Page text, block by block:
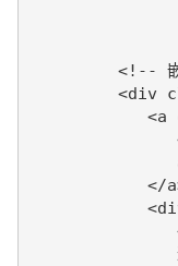
<!--
<div
<a
</